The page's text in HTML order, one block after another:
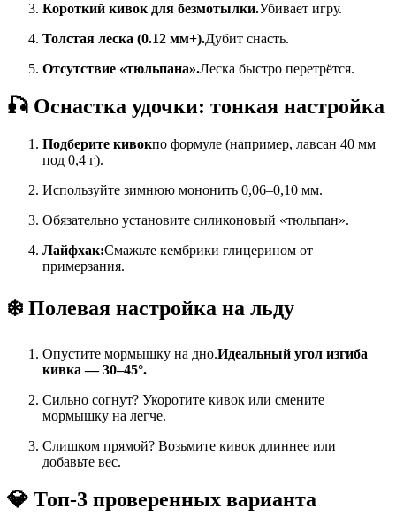
Короткий кивок для безмотылки.Убивает игру.
Толстая леска (0.12 мм+).Дубит снасть.
Отсутствие «тюльпана».Леска быстро перетрётся.
🎣 Оснастка удочки: тонкая настройка
Подберите кивокпо формуле (например, лавсан 40 мм
под 0,4 г).
Используйте зимнюю мононить 0,06–0,10 мм.
Обязательно установите силиконовый «тюльпан».
Лайфхак:Смажьте кембрики глицерином от
примерзания.
❄️ Полевая настройка на льду
Опустите мормышку на дно.Идеальный угол изгиба
кивка — 30–45°.
Сильно согнут? Укоротите кивок или смените
мормышку на легче.
Слишком прямой? Возьмите кивок длиннее или
добавьте вес.
💎 Топ-3 проверенных варианта